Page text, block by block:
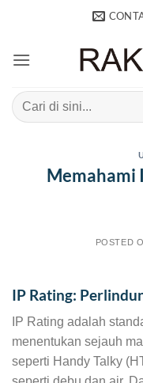
Search
for:
Memahami
POSTED
IP Rating:
IP Rating adalah
menentukan sejauh
seperti Handy Talky